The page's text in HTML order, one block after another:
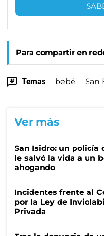
Para compartir en
Temas bebé San
Ver más
San Isidro: un policía
le salvó la vida a un
ahogando
Incidentes frente al
por la Ley de
Privada